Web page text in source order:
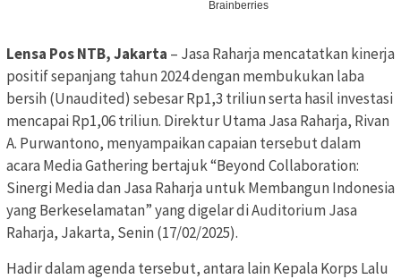
Lensa Pos NTB, Jakarta – Jasa Raharja mencatatkan kinerja
positif sepanjang tahun 2024 dengan membukukan laba
bersih (Unaudited) sebesar Rp1,3 triliun serta hasil investasi
mencapai Rp1,06 triliun. Direktur Utama Jasa Raharja, Rivan
A. Purwantono, menyampaikan capaian tersebut dalam
acara Media Gathering bertajuk “Beyond Collaboration:
Sinergi Media dan Jasa Raharja untuk Membangun Indonesia
yang Berkeselamatan” yang digelar di Auditorium Jasa
Raharja, Jakarta, Senin (17/02/2025).
Hadir dalam agenda tersebut, antara lain Kepala Korps Lalu